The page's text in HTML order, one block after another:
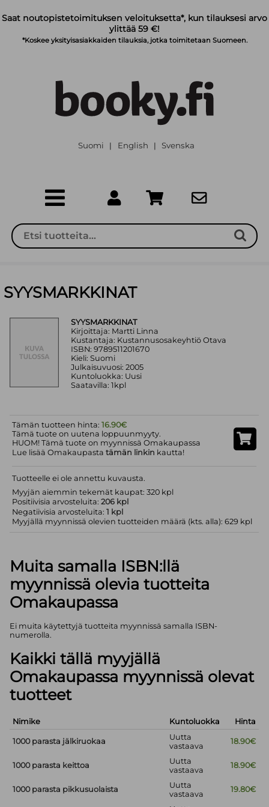
Saat noutopistetoimituksen veloituksetta*, kun tilauksesi arvo
ylittää 59 €!
*Koskee yksityisasiakkaiden tilauksia, jotka toimitetaan Suomeen.
Suomi | English | Svenska
SYYSMARKKINAT
SYYSMARKKINAT
Kirjoittaja: Martti Linna
Kustantaja: Kustannusosakeyhtiö Otava
ISBN: 9789511201670
Kieli: Suomi
Julkaisuvuosi: 2005
Kuntoluokka: Uusi
Saatavilla: 1kpl
Tämän tuotteen hinta:16.90€
Tämä tuote on uutena loppuunmyyty.
HUOM! Tämä tuote on myynnissä Omakaupassa
Lue lisää Omakaupastatämän linkin kautta!
Tuotteelle ei ole annettu kuvausta.
Myyjän aiemmin tekemät kaupat: 320 kpl
Positiivisia arvosteluita:206 kpl
Negatiivisia arvosteluita:1 kpl
Myyjällä myynnissä olevien tuotteiden määrä (kts. alla): 629 kpl
Muita samalla ISBN:llä
myynnissä olevia tuotteita
Omakaupassa
Ei muita käytettyjä tuotteita myynnissä samalla ISBN-
numerolla.
Kaikki tällä myyjällä
Omakaupassa myynnissä olevat
tuotteet
Nimike Kuntoluokka Hinta
1000 parasta jälkiruokaa
Uutta
vastaava
18.90€
1000 parasta keittoa
Uutta
vastaava
18.90€
1000 parasta pikkusuolaista
Uutta
vastaava
19.80€